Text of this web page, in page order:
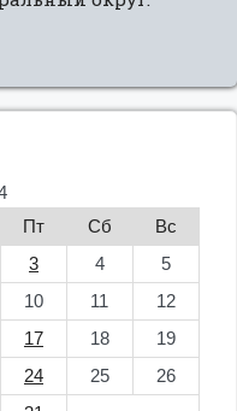
Пт Сб
Вс
3 4
5
10 11
12
17 18
19
24 25
26